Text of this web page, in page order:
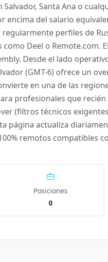
Santa Ana o
encima del salario
perfiles de
Deel o Remote.com.
Desde el lado
(GMT-6) ofrece un
en una de las
profesionales que
(filtros técnicos
página actualiza
remotos compatibles
Posiciones
0